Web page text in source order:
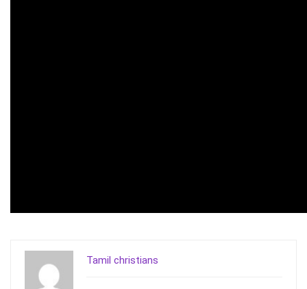
Tamil christians